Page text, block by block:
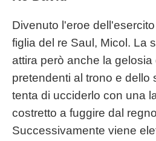
Divenuto l'eroe
figlia del re Saul, Micol. La
attira però anche la gelosia
pretendenti al trono e dello
tenta di ucciderlo con una
costretto a fuggire dal
Successivamente viene